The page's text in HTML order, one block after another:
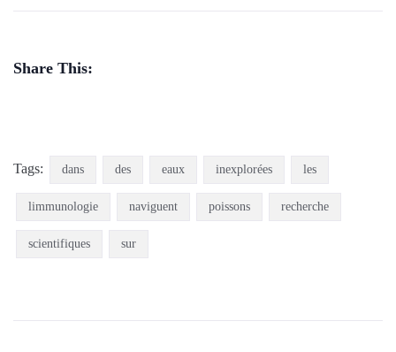
Share This:
Tags: dans des eaux inexplorées les
limmunologie naviguent poissons recherche
scientifiques sur